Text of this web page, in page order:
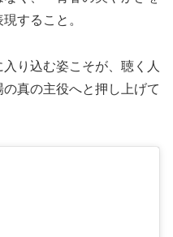
すること。
り込む姿こそが、聴く人
真の主役へと押し上げて